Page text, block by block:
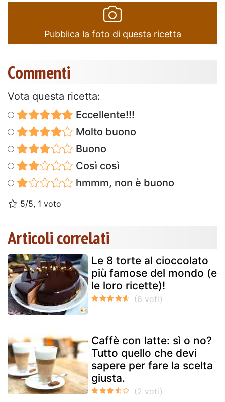
Pubblica la foto di questa ricetta
Commenti
Vota questa ricetta:
Eccellente!!!
Molto buono
Buono
Così così
hmmm, non è buono
5/5, 1 voto
Articoli correlati
Le 8 torte al cioccolato
più famose del mondo (e
le loro ricette)!
Caffè con latte: sì o no?
Tutto quello che devi
sapere per fare la scelta
giusta.